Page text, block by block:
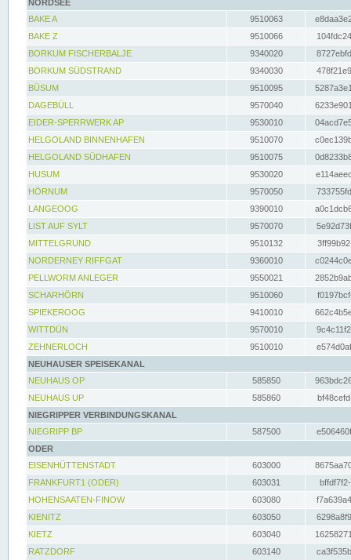
NORDSEE
BAKE A
9510063
BAKE Z
9510066
BORKUM FISCHERBALJE
9340020
BORKUM SÜDSTRAND
9340030
BÜSUM
9510095
DAGEBÜLL
9570040
EIDER-SPERRWERK AP
9530010
HELGOLAND BINNENHAFEN
9510070
HELGOLAND SÜDHAFEN
9510075
HUSUM
9530020
HÖRNUM
9570050
LANGEOOG
9390010
LIST AUF SYLT
9570070
MITTELGRUND
9510132
NORDERNEY RIFFGAT
9360010
PELLWORM ANLEGER
9550021
SCHARHÖRN
9510060
SPIEKEROOG
9410010
WITTDÜN
9570010
ZEHNERLOCH
9510010
NEUHAUSER SPEISEKANAL
NEUHAUS OP
585850
NEUHAUS UP
585860
NIEGRIPPER VERBINDUNGSKANAL
NIEGRIPP BP
587500
ODER
EISENHÜTTENSTADT
603000
FRANKFURT1 (ODER)
603031
HOHENSAATEN-FINOW
603080
KIENITZ
603050
KIETZ
603040
RATZDORF
603140